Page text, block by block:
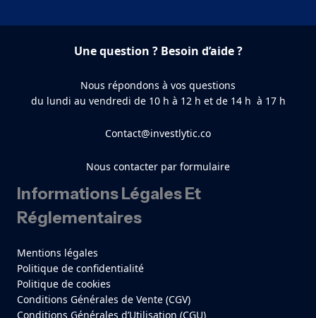
Une question ? Besoin d’aide ?
Nous répondons à vos questions
du lundi au vendredi de 10 h à 12 h et de 14 h à 17 h
Contact@investlytic.co
Nous contacter par formulaire
Informations Légales Et
Réglementaires
Mentions légales
Politique de confidentialité
Politique de cookies
Conditions Générales de Vente (CGV)
Conditions Générales d’Utilisation (CGU)